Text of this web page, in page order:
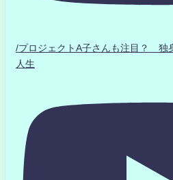
/プロジェクトA子さんも注目？ 独
人生